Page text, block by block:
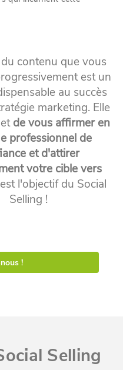
contenu que vous
est un
au succès
marketing. Elle
de vous affirmer en
professionnel de
et d'attirer
votre cible vers
l'objectif du Social
Selling !
!
Selling